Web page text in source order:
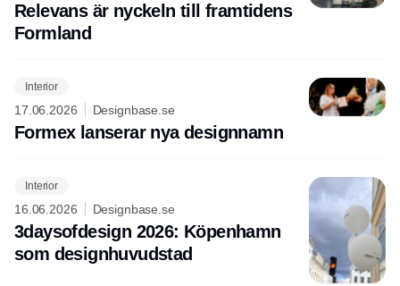
Relevans är nyckeln till framtidens
Formland
Interior
17.06.2026 Designbase.se
Formex lanserar nya designnamn
Interior
16.06.2026 Designbase.se
3daysofdesign 2026: Köpenhamn
som designhuvudstad